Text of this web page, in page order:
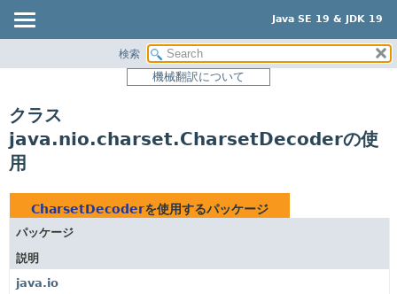
Java SE 19 & JDK 19
パッケージ
クラス
使用
ツリー
プレビュー
新規
非推奨
検索
機械翻訳について
クラス
java.nio.charset.CharsetDecoderの使
用
CharsetDecoderを使用するパッケージ
パッケージ
説明
java.io